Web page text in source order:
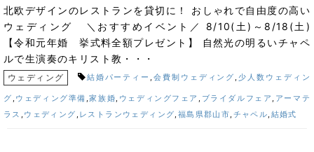
北欧デザインのレストランを貸切に！ おしゃれで自由度の高い
ウェディング ＼おすすめイベント／ 8/10(土)～8/18(土)
【令和元年婚 挙式料全額プレゼント】 自然光の明るいチャペ
ルで生演奏のキリスト教・・・
ウェディング 結婚パーティー , 会費制ウェディング , 少人数ウェディン
グ , ウェディング準備 ,家族婚, ウェディングフェア , ブライダルフェア , アーマテ
ラス , ウェディング , レストランウェディング, 福島県郡山市, チャペル, 結婚式